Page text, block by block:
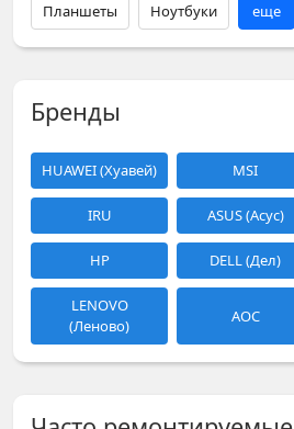
Планшеты Ноутбуки еще
Бренды
HUAWEI (Хуавей) MSI
IRU ASUS (Асус)
HP DELL (Дел)
LENOVO
(Леново)
AOC